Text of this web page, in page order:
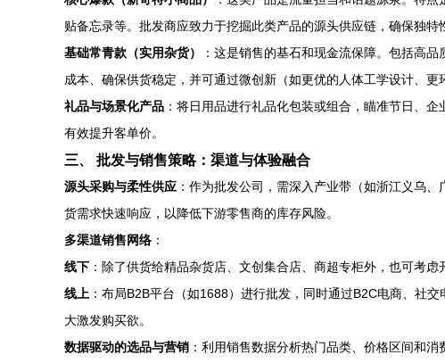
贴备忘录等。批发商应致力于挖掘此类产品的源头供应链，确保独特
基础常青款（实用杂货）
：这是销售的基石和现金流保障。包括高
成本、确保供货稳定，并可通过微创新（如更优的人体工学设计、更
礼品与场景化产品 ：将日用品进行礼品化包装或组合，瞄准节日、
有效提升客单价。
三、 批发与销售策略：渠道与体验融合
源头采购与柔性供应 ：作为批发公司，需深入产业带（如浙江义乌
货需求快速响应，以降低下游零售商的库存风险。
多渠道销售网络 ：
线下 ：除了供货给精品杂货店、文创集合店、商超专柜外，也可考
线上 ：布局B2B平台（如1688）进行批发，同时通过B2C电商、社
大激发购买欲。
数据驱动的选品与营销 ：利用销售数据分析热门品类、价格区间和